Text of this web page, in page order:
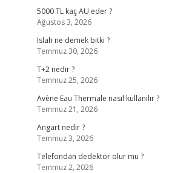
5000 TL kaç AU eder ?
Ağustos 3, 2026
Islah ne demek bitki ?
Temmuz 30, 2026
T+2 nedir ?
Temmuz 25, 2026
Avène Eau Thermale nasıl kullanılır ?
Temmuz 21, 2026
Angart nedir ?
Temmuz 3, 2026
Telefondan dedektör olur mu ?
Temmuz 2, 2026